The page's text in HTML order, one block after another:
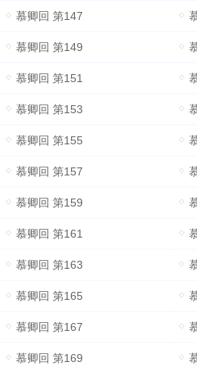
慕卿回 第147
慕卿回 第149
慕卿回 第151
慕卿回 第153
慕卿回 第155
慕卿回 第157
慕卿回 第159
慕卿回 第161
慕卿回 第163
慕卿回 第165
慕卿回 第167
慕卿回 第169